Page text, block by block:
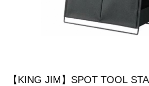
【KING JIM】SPOT TOOL